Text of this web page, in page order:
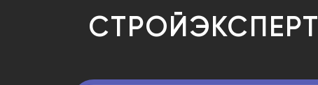
СТРОЙЭКСПЕРТ